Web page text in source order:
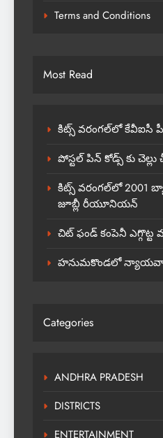
Terms and Conditions
Most Read
కిట్స్ వరంగల్‌లో కేవీఐసీ
పోస్టల్ పిన్ కోడ్స్ కు
కిట్స్ వరంగల్‌లో 2001
జూబ్లీ రీయూనియన్
చిట్ ఫండ్ కంపెనీ ఎగ్గొట్ట
హనుమకొండలో
Categories
ANDHRA PRADESH
DISTRICTS
ENTERTAINMENT